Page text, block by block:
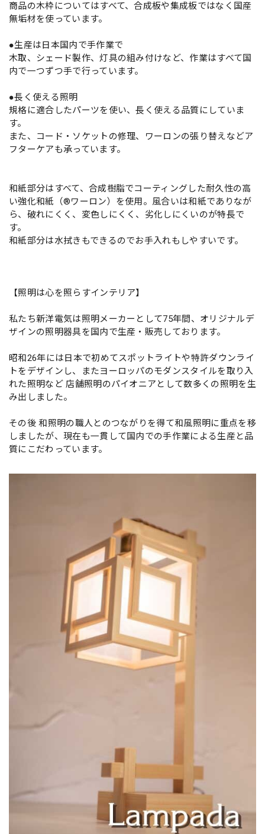
商品の木枠についてはすべて、合成板や集成板ではなく国産
無垢材を使っています。
●生産は日本国内で手作業で
木取、シェード製作、灯具の組み付けなど、作業はすべて国
内で一つずつ手で行っています。
●長く使える照明
規格に適合したパーツを使い、長く使える品質にしていま
す。
また、コード・ソケットの修理、ワーロンの張り替えなどア
フターケアも承っています。
和紙部分はすべて、合成樹脂でコーティングした耐久性の高
い強化和紙（®ワーロン）を使用。風合いは和紙でありなが
ら、破れにくく、変色しにくく、劣化しにくいのが特長で
す。
和紙部分は水拭きもできるのでお手入れもしやすいです。
【照明は心を照らすインテリア】
私たち新洋電気は照明メーカーとして75年間、オリジナルデ
ザインの照明器具を国内で生産・販売しております。
昭和26年には日本で初めてスポットライトや特許ダウンライ
トをデザインし、またヨーロッパのモダンスタイルを取り入
れた照明など 店舗照明のパイオニアとして数多くの照明を生
み出しました。
その後 和照明の職人とのつながりを得て和風照明に重点を移
しましたが、現在も一貫して国内での手作業による生産と品
質にこだわっています。